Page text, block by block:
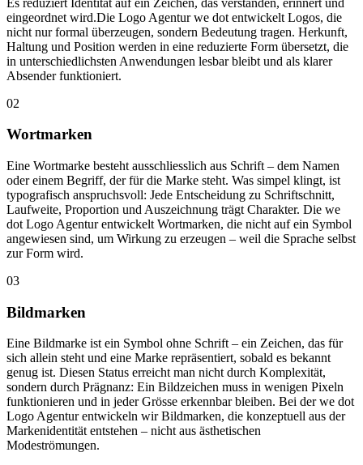
eingeordnet wird.Die Logo Agentur we dot entwickelt Logos, die
nicht nur formal überzeugen, sondern Bedeutung tragen. Herkunft,
Haltung und Position werden in eine reduzierte Form übersetzt, die
in unterschiedlichsten Anwendungen lesbar bleibt und als klarer
Absender funktioniert.
02
Wortmarken
Eine Wortmarke besteht ausschliesslich aus Schrift – dem Namen
oder einem Begriff, der für die Marke steht. Was simpel klingt, ist
typografisch anspruchsvoll: Jede Entscheidung zu Schriftschnitt,
Laufweite, Proportion und Auszeichnung trägt Charakter. Die we
dot Logo Agentur entwickelt Wortmarken, die nicht auf ein Symbol
angewiesen sind, um Wirkung zu erzeugen – weil die Sprache selbst
zur Form wird.
03
Bildmarken
Eine Bildmarke ist ein Symbol ohne Schrift – ein Zeichen, das für
sich allein steht und eine Marke repräsentiert, sobald es bekannt
genug ist. Diesen Status erreicht man nicht durch Komplexität,
sondern durch Prägnanz: Ein Bildzeichen muss in wenigen Pixeln
funktionieren und in jeder Grösse erkennbar bleiben. Bei der we dot
Logo Agentur entwickeln wir Bildmarken, die konzeptuell aus der
Markenidentität entstehen – nicht aus ästhetischen
Modeströmungen.